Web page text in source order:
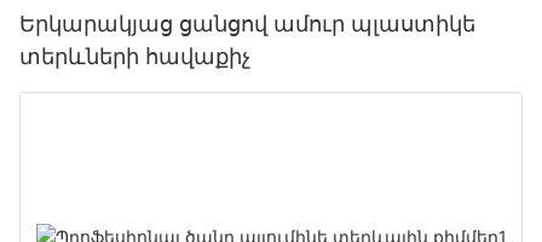
Երկարակյաց ցանցով ամուր պլաստիկե
տերևների հավաքիչ